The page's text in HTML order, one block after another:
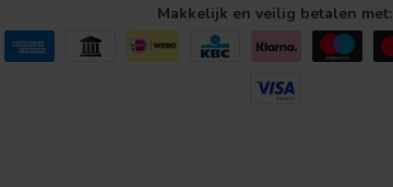
Makkelijk en veilig betalen met: